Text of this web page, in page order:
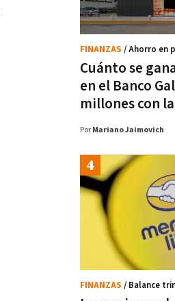
Cuánto se
en el Banco
millones con
FINANZAS / Ahorro en
Por Mariano Jaimovich
FINANZAS / Balance